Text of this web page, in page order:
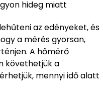
hideg miatt
az edényeket, és
a mérés gyorsan,
A hőmérő
követhetjük a
mennyi idő alatt